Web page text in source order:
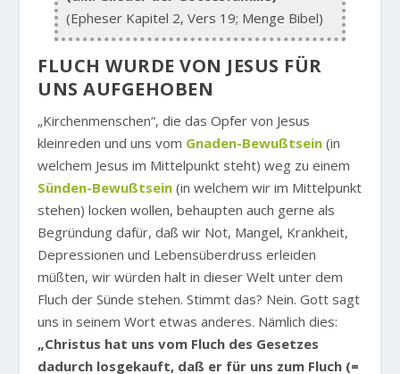
(Epheser Kapitel 2, Vers 19; Menge Bibel)
FLUCH WURDE VON JESUS FÜR
UNS AUFGEHOBEN
„Kirchenmenschen“, die das Opfer von Jesus
kleinreden und uns vom Gnaden-Bewußtsein (in
welchem Jesus im Mittelpunkt steht) weg zu einem
Sünden-Bewußtsein (in welchem wir im Mittelpunkt
stehen) locken wollen, behaupten auch gerne als
Begründung dafür, daß wir Not, Mangel, Krankheit,
Depressionen und Lebensüberdruss erleiden
müßten, wir würden halt in dieser Welt unter dem
Fluch der Sünde stehen. Stimmt das? Nein. Gott sagt
uns in seinem Wort etwas anderes. Nämlich dies:
„Christus hat uns vom Fluch des Gesetzes
dadurch losgekauft, daß er für uns zum Fluch (=